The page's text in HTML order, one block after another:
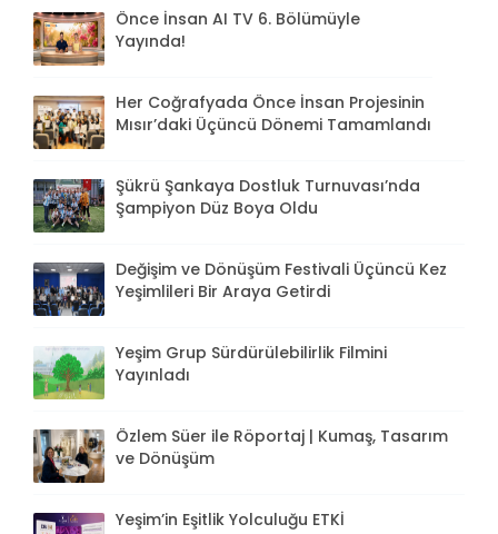
Önce İnsan AI TV 6. Bölümüyle
Yayında!
Her Coğrafyada Önce İnsan Projesinin
Mısır’daki Üçüncü Dönemi Tamamlandı
Şükrü Şankaya Dostluk Turnuvası’nda
Şampiyon Düz Boya Oldu
Değişim ve Dönüşüm Festivali Üçüncü Kez
Yeşimlileri Bir Araya Getirdi
Yeşim Grup Sürdürülebilirlik Filmini
Yayınladı
Özlem Süer ile Röportaj | Kumaş, Tasarım
ve Dönüşüm
Yeşim’in Eşitlik Yolculuğu ETKİ